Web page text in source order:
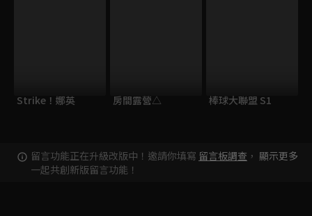
Strike！娜英 房間露營△ 棒球大聯盟 S1
留言功能正在升級改版中！邀請你填寫 留言板調查 ，
一起共創新版留言功能！
顯示更多